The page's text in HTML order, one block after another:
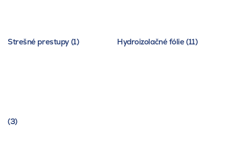
Strešné prestupy (1) Hydroizolačné fólie (11)
(3)